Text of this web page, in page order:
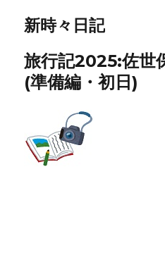
新時々日記
旅行記2025:佐世
(準備編・初日)